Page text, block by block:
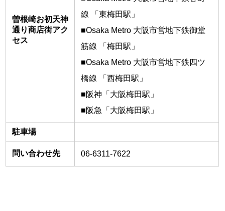
曽根崎お初天神
通り商店街アク
セス
線 「東梅田駅」
■Osaka Metro 大阪市営地下鉄御堂
筋線 「梅田駅」
■Osaka Metro 大阪市営地下鉄四ツ
橋線 「西梅田駅」
■阪神「大阪梅田駅」
■阪急「大阪梅田駅」
駐車場
問い合わせ先 06-6311-7622